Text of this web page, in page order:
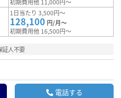
初期費用他 11,000円～
1日当たり 3,500円～
128,100 円/月～
初期費用他 16,500円～
証人不要
電話する